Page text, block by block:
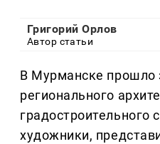
Григорий Орлов
Автор статьи
В Мурманске прошло
регионального
градостроительного
художники,